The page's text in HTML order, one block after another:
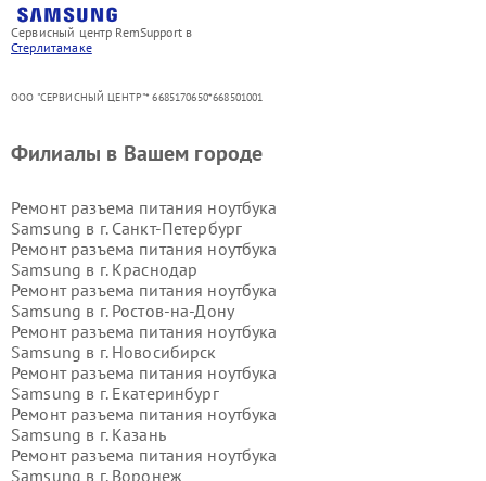
Сервисный центр RemSupport в
Стерлитамаке
ООО "СЕРВИСНЫЙ ЦЕНТР"* 6685170650*668501001
Филиалы в Вашем городе
Ремонт разъема питания ноутбука
Samsung в г. Санкт-Петербург
Ремонт разъема питания ноутбука
Samsung в г. Краснодар
Ремонт разъема питания ноутбука
Samsung в г. Ростов-на-Дону
Ремонт разъема питания ноутбука
Samsung в г. Новосибирск
Ремонт разъема питания ноутбука
Samsung в г. Екатеринбург
Ремонт разъема питания ноутбука
Samsung в г. Казань
Ремонт разъема питания ноутбука
Samsung в г. Воронеж